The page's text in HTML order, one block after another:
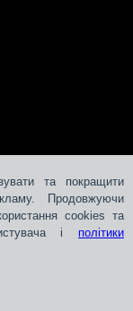
та покращити
Продовжуючи
cookies та
і політики